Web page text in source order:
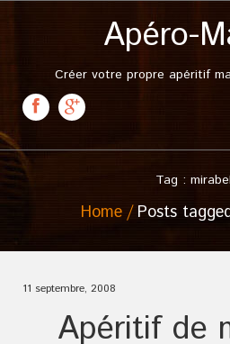
Apéro-
Créer votre propre apéritif
Tag :
Home Posts
11 septembre, 2008
Apéritif de